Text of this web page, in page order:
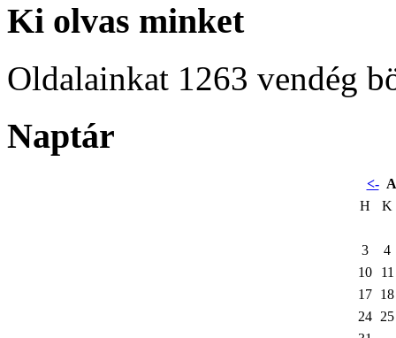
Ki olvas minket
Oldalainkat 1263 vendég
Naptár
<-
H
K
3
4
10
11
17 18
24 25